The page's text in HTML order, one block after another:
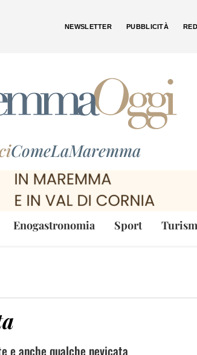
NEWSLETTER PUBBLICITÀ
ComeLaMaremma
Enogastronomia Sport
e anche qualche nevicata